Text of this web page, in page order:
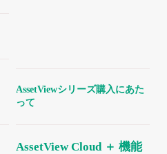
AssetViewシリーズ購入にあた
って
AssetView Cloud ＋ 機能